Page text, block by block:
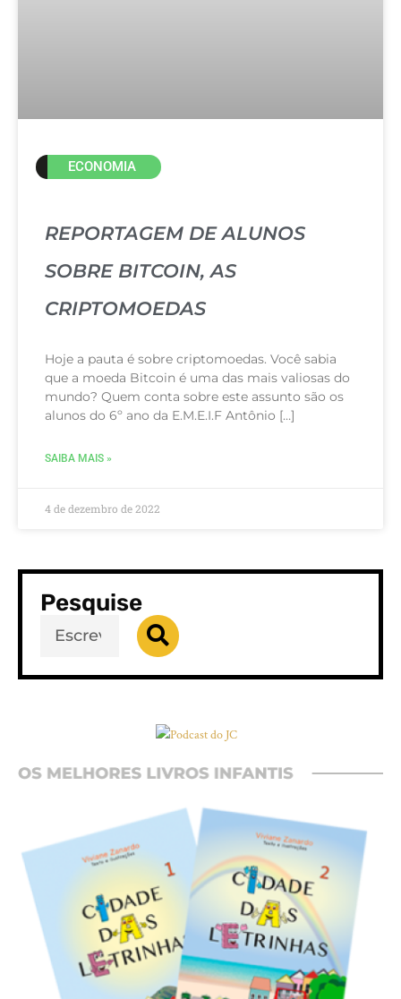
ECONOMIA
REPORTAGEM DE ALUNOS
SOBRE BITCOIN, AS
CRIPTOMOEDAS
Hoje a pauta é sobre criptomoedas. Você sabia
que a moeda Bitcoin é uma das mais valiosas do
mundo? Quem conta sobre este assunto são os
alunos do 6º ano da E.M.E.I.F Antônio […]
SAIBA MAIS »
4 de dezembro de 2022
Pesquise